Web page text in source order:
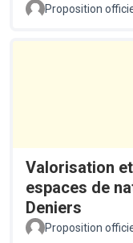
Proposition
Valorisation
espaces de
Deniers
Proposition